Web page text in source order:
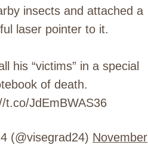
insects and attached a
laser pointer to it.
his “victims” in a special
of death.
t.co/JdEmBWAS36
(@visegrad24) November